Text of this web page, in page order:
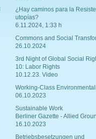
¿Hay caminos para la
utopías?
6.11.2024, 1:33 h
Commons and Social
26.10.2024
3rd Night of Global Social
10: Labor Rights
10.12.23. Video
Working-Class
06.10.2023
Sustainable Work
Berliner Gazette - Allied
16.10.2023
Betriebsbesetzungen und